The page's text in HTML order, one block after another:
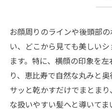
お顔周りのラインや後頭部
い、どこから見ても美しい
ます。特に、横顔の印象を
り、恵比寿で自然な丸みと奥
サッと乾かすだけでまとま
な扱いやすい髪へと導いてま